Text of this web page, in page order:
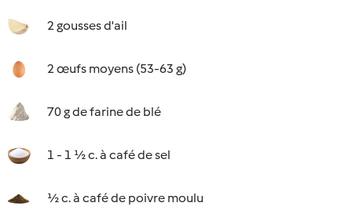
2 gousses d'ail
2 œufs moyens (53-63 g)
70 g de farine de blé
1 - 1 ½ c. à café de sel
½ c. à café de poivre moulu